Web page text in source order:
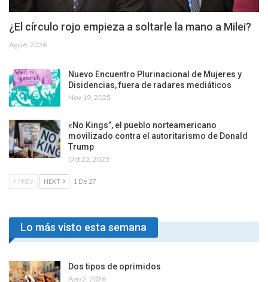
¿El círculo rojo empieza a soltarle la mano a Milei?
Ago 6, 2026
Nuevo Encuentro Plurinacional de Mujeres y
Disidencias, fuera de radares mediáticos
Nov 19, 2025
«No Kings”, el pueblo norteamericano
movilizado contra el autoritarismo de Donald
Trump
Oct 22, 2025
PREV NEXT 1 De 27
Lo más visto esta semana
Dos tipos de oprimidos
Ago 2, 2026